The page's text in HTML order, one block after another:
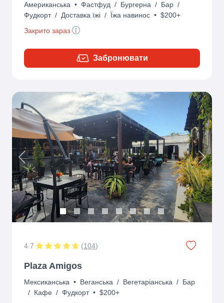
Американська • Фастфуд / Бургерна / Бар /
Фудкорт / Доставка їжі / Їжа навинос • $200+
Закрито зараз
Забронювати
Previous Next
4.7 (104)
Plaza Amigos
Мексиканська • Веганська / Вегетаріанська / Бар
/ Кафе / Фудкорт • $200+